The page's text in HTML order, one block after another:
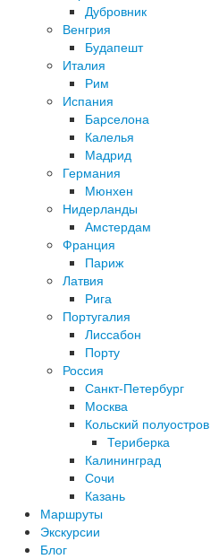
Дубровник
Венгрия
Будапешт
Италия
Рим
Испания
Барселона
Калелья
Мадрид
Германия
Мюнхен
Нидерланды
Амстердам
Франция
Париж
Латвия
Рига
Португалия
Лиссабон
Порту
Россия
Санкт-Петербург
Москва
Кольский полуостров
Териберка
Калининград
Сочи
Казань
Маршруты
Экскурсии
Блог